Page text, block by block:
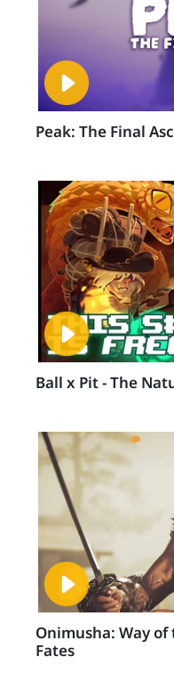
Peak: The Final
Ball x Pit - The
Onimusha: Way of
Fates